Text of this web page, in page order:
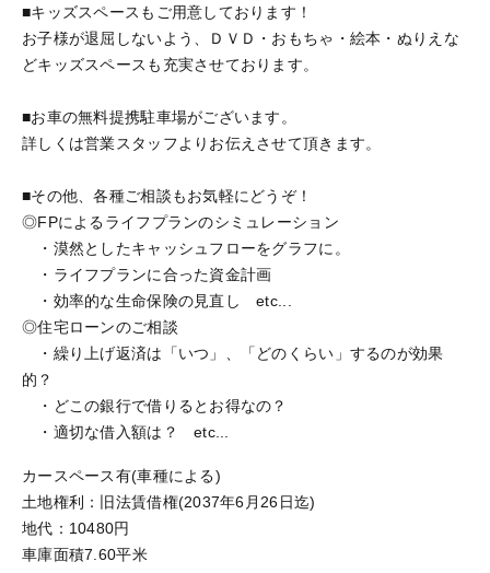
■キッズスペースもご用意しております！
お子様が退屈しないよう、ＤＶＤ・おもちゃ・絵本・ぬりえな
どキッズスペースも充実させております。
■お車の無料提携駐車場がございます。
詳しくは営業スタッフよりお伝えさせて頂きます。
■その他、各種ご相談もお気軽にどうぞ！
◎FPによるライフプランのシミュレーション
・漠然としたキャッシュフローをグラフに。
・ライフプランに合った資金計画
・効率的な生命保険の見直し etc...
◎住宅ローンのご相談
・繰り上げ返済は「いつ」、「どのくらい」するのが効果
的？
・どこの銀行で借りるとお得なの？
・適切な借入額は？ etc...
カースペース有(車種による)
土地権利：旧法賃借権(2037年6月26日迄)
地代：10480円
車庫面積7.60平米